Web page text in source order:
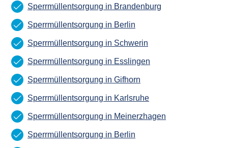
Sperrmüllentsorgung in Brandenburg
Sperrmüllentsorgung in Berlin
Sperrmüllentsorgung in Schwerin
Sperrmüllentsorgung in Esslingen
Sperrmüllentsorgung in Gifhorn
Sperrmüllentsorgung in Karlsruhe
Sperrmüllentsorgung in Meinerzhagen
Sperrmüllentsorgung in Berlin